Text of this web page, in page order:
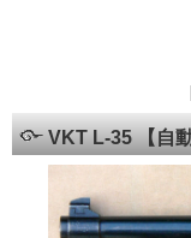
VKT L-35 【自